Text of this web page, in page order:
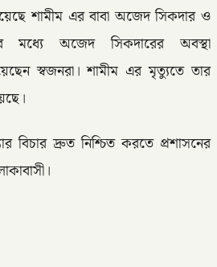
শামীম এর বাবা অজেদ সিকদার ও
মধ্যে অজেদ সিকদারের অবস্থা
স্বজনরা। শামীম এর মৃত্যুতে তার
বিচার দ্রুত নিশ্চিত করতে প্রশাসনের